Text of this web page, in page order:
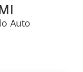
Auto